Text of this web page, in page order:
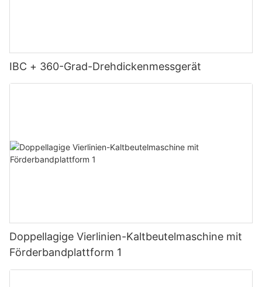
IBC + 360-Grad-Drehdickenmessgerät
Doppellagige Vierlinien-Kaltbeutelmaschine mit
Förderbandplattform 1